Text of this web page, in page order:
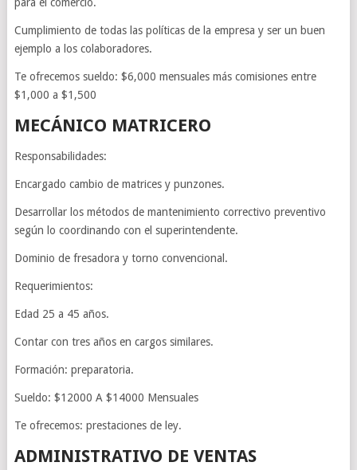
Cumplimiento de todas las políticas de la empresa y ser un buen
ejemplo a los colaboradores.
Te ofrecemos sueldo: $6,000 mensuales más comisiones entre
$1,000 a $1,500
MECÁNICO MATRICERO
Responsabilidades:
Encargado cambio de matrices y punzones.
Desarrollar los métodos de mantenimiento correctivo preventivo
según lo coordinando con el superintendente.
Dominio de fresadora y torno convencional.
Requerimientos:
Edad 25 a 45 años.
Contar con tres años en cargos similares.
Formación: preparatoria.
Sueldo: $12000 A $14000 Mensuales
Te ofrecemos: prestaciones de ley.
ADMINISTRATIVO DE VENTAS